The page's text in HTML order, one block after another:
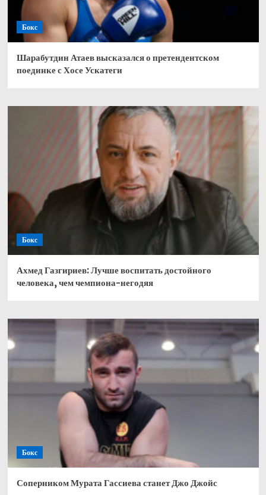
Бокс
Шарабутдин Атаев высказался о претендентском
поединке с Хосе Ускатеги
Бокс
Ахмед Газгириев: Лучше воспитать достойного
человека, чем чемпиона-негодяя
Бокс
Соперником Мурата Гассиева станет Джо Джойс